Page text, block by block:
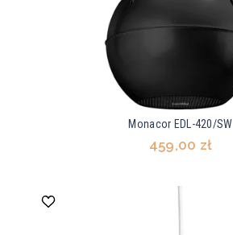
Monacor EDL-420/SW
459,00 zł